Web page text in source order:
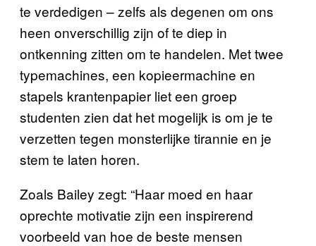
te verdedigen – zelfs als degenen om ons
heen onverschillig zijn of te diep in
ontkenning zitten om te handelen. Met twee
typemachines, een kopieermachine en
stapels krantenpapier liet een groep
studenten zien dat het mogelijk is om je te
verzetten tegen monsterlijke tirannie en je
stem te laten horen.
Zoals Bailey zegt: “Haar moed en haar
oprechte motivatie zijn een inspirerend
voorbeeld van hoe de beste mensen